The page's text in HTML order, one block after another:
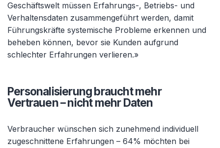
Geschäftswelt müssen Erfahrungs-, Betriebs- und
Verhaltensdaten zusammengeführt werden, damit
Führungskräfte systemische Probleme erkennen und
beheben können, bevor sie Kunden aufgrund
schlechter Erfahrungen verlieren.»
Personalisierung braucht mehr
Vertrauen – nicht mehr Daten
Verbraucher wünschen sich zunehmend individuell
zugeschnittene Erfahrungen – 64% möchten bei